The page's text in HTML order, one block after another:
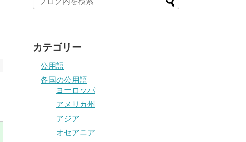
カテゴリー
公用語
各国の公用語
ヨーロッパ
アメリカ州
アジア
オセアニア